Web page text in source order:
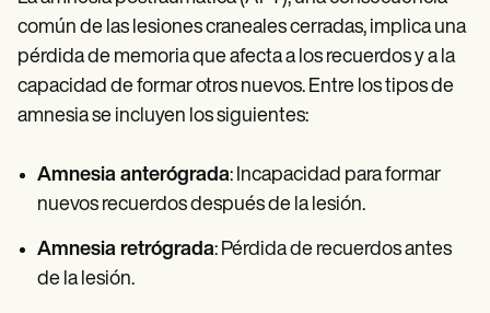
común de las lesiones craneales cerradas, implica una
pérdida de memoria que afecta a los recuerdos y a la
capacidad de formar otros nuevos. Entre los tipos de
amnesia se incluyen los siguientes:
Amnesia anterógrada: Incapacidad para formar
nuevos recuerdos después de la lesión.
Amnesia retrógrada: Pérdida de recuerdos antes
de la lesión.